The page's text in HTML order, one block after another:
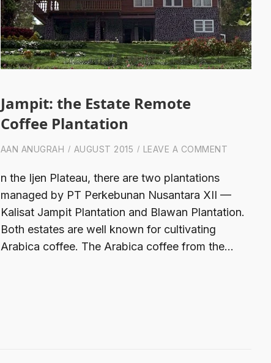
Jampit: the Estate Remote
Coffee Plantation
AAN ANUGRAH AUGUST 2015 LEAVE A COMMENT
n the Ijen Plateau, there are two plantations
managed by PT Perkebunan Nusantara XII —
Kalisat Jampit Plantation and Blawan Plantation.
Both estates are well known for cultivating
Arabica coffee. The Arabica coffee from the…